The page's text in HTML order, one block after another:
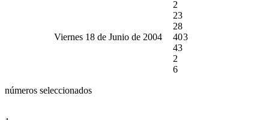
Viernes 18 de Junio de 2004
2
23
28
40
43
2
6
3
números seleccionados